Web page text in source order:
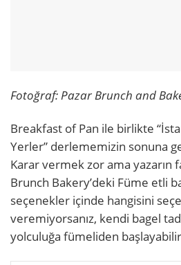
Fotoğraf: Pazar Brunch and
Breakfast of Pan ile birlikte
Yerler” derlememizin sonuna
Karar vermek zor ama yazarın
Brunch Bakery’deki Füme etli
seçenekler içinde hangisini
veremiyorsanız, kendi bagel
yolculuğa fümeliden